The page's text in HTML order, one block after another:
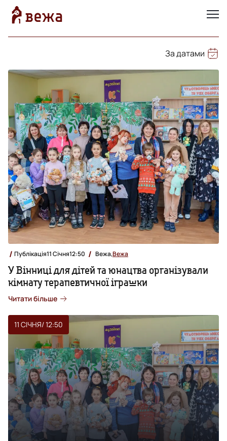
За датами
Публікація11 Січня12:50 Вежа,Вежа
У Вінниці для дітей та юнацтва організували
кімнату терапевтичної іграшки
Читати більше
11 СІЧНЯ/ 12:50